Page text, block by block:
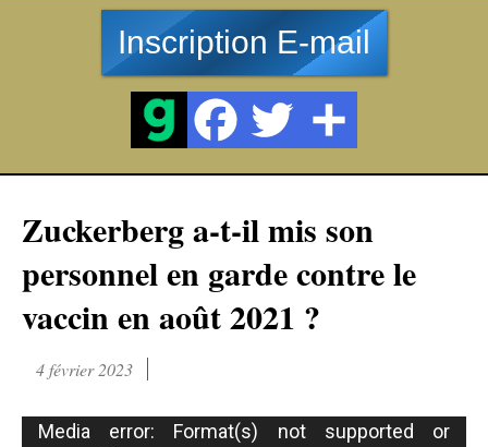
Inscription E-mail
Zuckerberg a-t-il mis son
personnel en garde contre le
vaccin en août 2021 ?
4 février 2023
Lecteur
Media error: Format(s) not supported or